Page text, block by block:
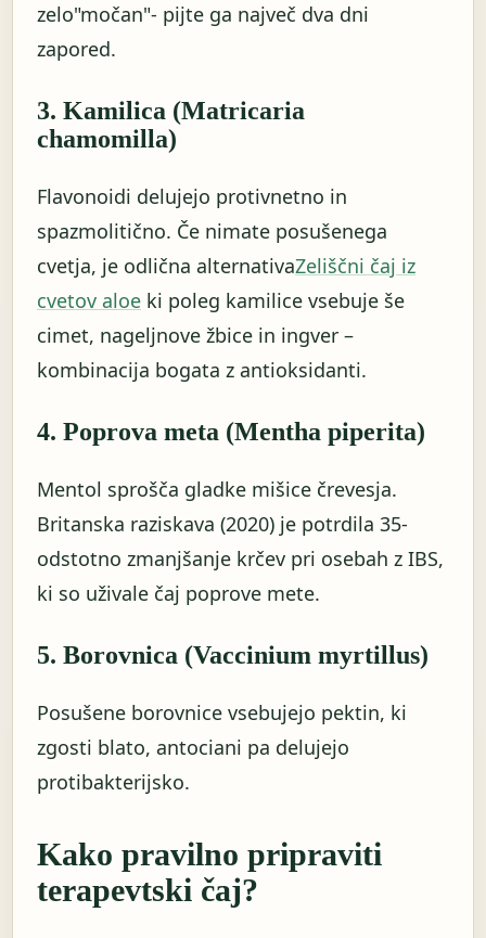
zelo"močan"- pijte ga največ dva dni
zapored.
3. Kamilica (Matricaria
chamomilla)
Flavonoidi delujejo protivnetno in
spazmolitično. Če nimate posušenega
cvetja, je odlična alternativaZeliščni čaj iz
cvetov aloe ki poleg kamilice vsebuje še
cimet, nageljnove žbice in ingver –
kombinacija bogata z antioksidanti.
4. Poprova meta (Mentha piperita)
Mentol sprošča gladke mišice črevesja.
Britanska raziskava (2020) je potrdila 35-
odstotno zmanjšanje krčev pri osebah z IBS,
ki so uživale čaj poprove mete.
5. Borovnica (Vaccinium myrtillus)
Posušene borovnice vsebujejo pektin, ki
zgosti blato, antociani pa delujejo
protibakterijsko.
Kako pravilno pripraviti
terapevtski čaj?